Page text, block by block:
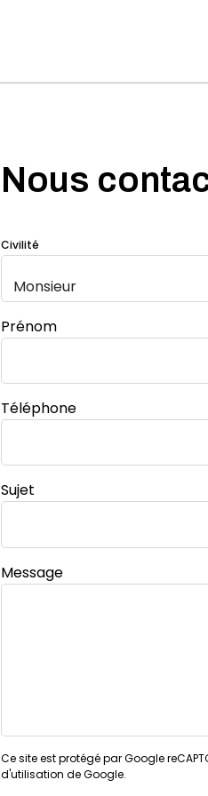
Nous
Civilité
Prénom
Téléphone
Sujet
Message
Ce site est protégé par Google
d'utilisation de Google.